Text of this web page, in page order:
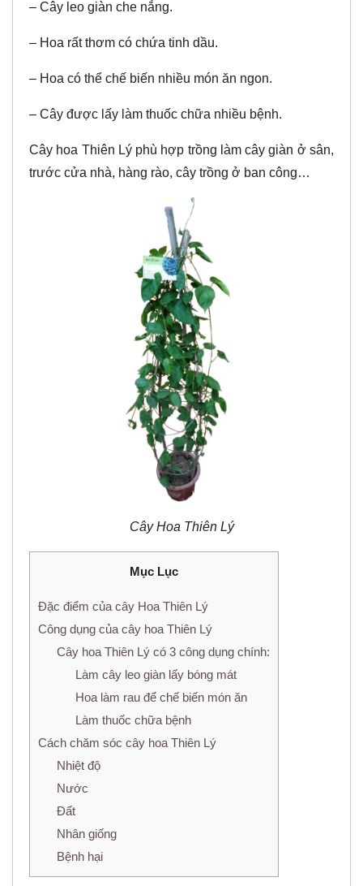
– Cây leo giàn che nắng.
– Hoa rất thơm có chứa tinh dầu.
– Hoa có thể chế biến nhiều món ăn ngon.
– Cây được lấy làm thuốc chữa nhiều bệnh.
Cây hoa Thiên Lý phù hợp trồng làm cây giàn ở sân,
trước cửa nhà, hàng rào, cây trồng ở ban công…
Cây Hoa Thiên Lý
Mục Lục
Đặc điểm của cây Hoa Thiên Lý
Công dụng của cây hoa Thiên Lý
Cây hoa Thiên Lý có 3 công dụng chính:
Làm cây leo giàn lấy bóng mát
Hoa làm rau để chế biến món ăn
Làm thuốc chữa bệnh
Cách chăm sóc cây hoa Thiên Lý
Nhiệt độ
Nước
Đất
Nhân giống
Bệnh hại